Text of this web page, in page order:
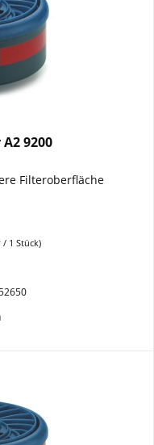
9200
Filteroberfläche
/ 1 Stück)